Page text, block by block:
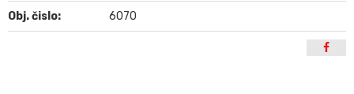
Obj. čislo: 6070